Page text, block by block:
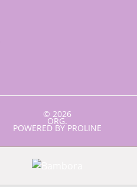
© 2026
ORG.
POWERED BY PROLINE